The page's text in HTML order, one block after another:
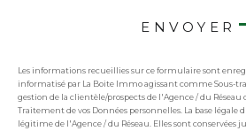
ENVOYER
Les informations recueillies sur ce formulaire sont
informatisé par La Boite Immo agissant comme Sous-
gestion de la clientèle/prospects de l'Agence / du Réseau
Traitement de vos Données personnelles. La base
légitime de l'Agence / du Réseau. Elles sont conservées